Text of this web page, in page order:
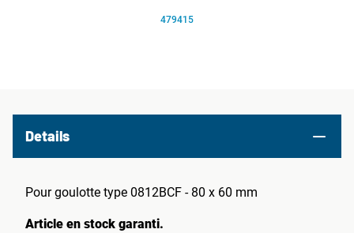
479415
Details
Pour goulotte type 0812BCF - 80 x 60 mm
Article en stock garanti.